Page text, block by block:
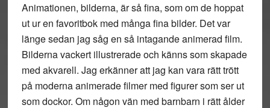
Animationen, bilderna, är så fina, som om de hoppat
ut ur en favoritbok med många fina bilder. Det var
länge sedan jag såg en så intagande animerad film.
Bilderna vackert illustrerade och känns som skapade
med akvarell. Jag erkänner att jag kan vara rätt trött
på moderna animerade filmer med figurer som ser ut
som dockor. Om någon vän med barnbarn i rätt ålder